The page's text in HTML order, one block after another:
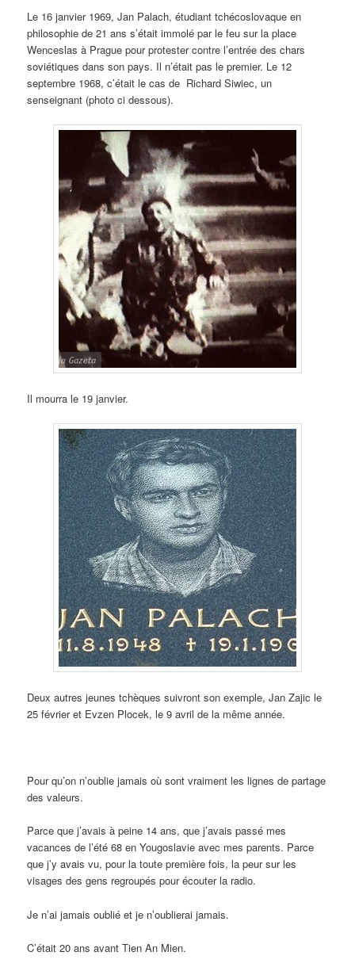
Le 16 janvier 1969, Jan Palach, étudiant tchécoslovaque en
philosophie de 21 ans s’était immolé par le feu sur la place
Wenceslas à Prague pour protester contre l’entrée des chars
soviétiques dans son pays. Il n’était pas le premier. Le 12
septembre 1968, c’était le cas de Richard Siwiec, un
senseignant (photo ci dessous).
Il mourra le 19 janvier.
Deux autres jeunes tchèques suivront son exemple, Jan Zajic le
25 février et Evzen Plocek, le 9 avril de la même année.
Pour qu’on n’oublie jamais où sont vraiment les lignes de partage
des valeurs.
Parce que j’avais à peine 14 ans, que j’avais passé mes
vacances de l’été 68 en Yougoslavie avec mes parents. Parce
que j’y avais vu, pour la toute première fois, la peur sur les
visages des gens regroupés pour écouter la radio.
Je n’ai jamais oublié et je n’oublierai jamais.
C’était 20 ans avant Tien An Mien.